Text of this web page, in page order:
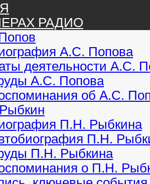
РАДИО
А.С. Попова
деятельности А.С.
А.С. Попова
об А.С.
П.Н. Рыбкина
П.Н.
П.Н. Рыбкина
о П.Н.